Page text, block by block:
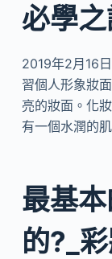
必學
2019年2月16
習個人形象妝
亮的妝面。化
有一個水潤的
最基
的?_